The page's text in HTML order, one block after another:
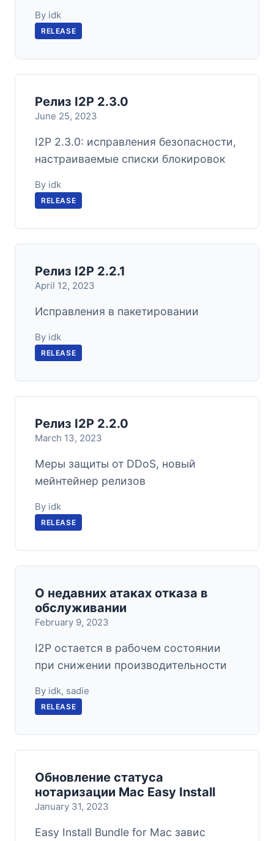
By idk
RELEASE
Релиз I2P 2.3.0
June 25, 2023
I2P 2.3.0: исправления безопасности,
настраиваемые списки блокировок
By idk
RELEASE
Релиз I2P 2.2.1
April 12, 2023
Исправления в пакетировании
By idk
RELEASE
Релиз I2P 2.2.0
March 13, 2023
Меры защиты от DDoS, новый
мейнтейнер релизов
By idk
RELEASE
О недавних атаках отказа в
обслуживании
February 9, 2023
I2P остается в рабочем состоянии
при снижении производительности
By idk, sadie
RELEASE
Обновление статуса
нотаризации Mac Easy Install
January 31, 2023
Easy Install Bundle for Mac завис